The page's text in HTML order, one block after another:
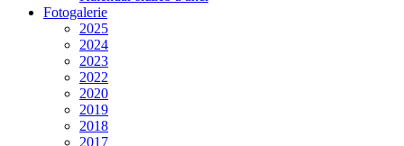
Fotogalerie
2025
2024
2023
2022
2020
2019
2018
2017